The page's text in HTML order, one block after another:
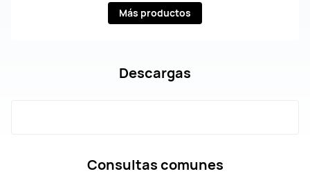
Más productos
Descargas
Consultas comunes